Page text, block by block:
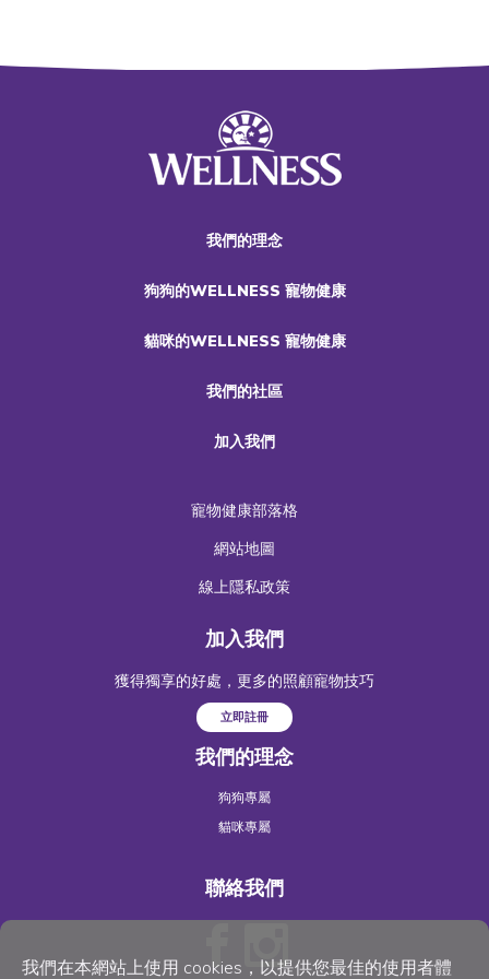
我們在本網站上使用 cookies，以提供您最佳的使用者體
我們的理念
狗狗的WELLNESS 寵物健康
貓咪的WELLNESS 寵物健康
我們的社區
加入我們
寵物健康部落格
網站地圖
線上隱私政策
加入我們
獲得獨享的好處，更多的照顧寵物技巧
立即註冊
我們的理念
狗狗專屬
貓咪專屬
聯絡我們